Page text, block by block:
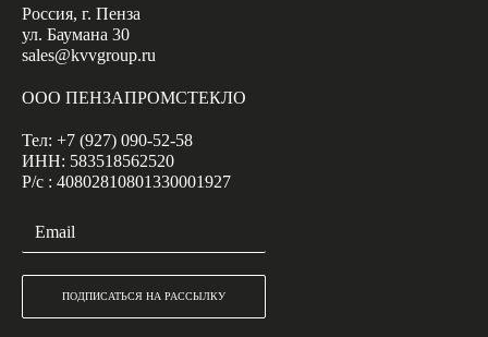
Россия, г. Пенза
ул. Баумана 30
sales@kvvgroup.ru
ООО ПЕНЗАПРОМСТЕКЛО
Тел: +7 (927) 090-52-58
ИНН: 583518562520
Р/с : 40802810801330001927
ПОДПИСАТЬСЯ НА РАССЫЛКУ